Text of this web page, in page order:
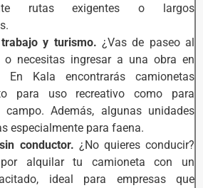
rutas exigentes o largos
y turismo. ¿Vas de paseo al
o necesitas ingresar a una obra en
En Kala encontrarás camionetas
para uso recreativo como para
campo. Además, algunas unidades
especialmente para faena.
conductor. ¿No quieres conducir?
alquilar tu camioneta con un
ideal para empresas que